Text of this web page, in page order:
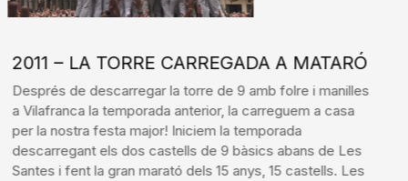
2011 – LA TORRE CARREGADA A MATARÓ
Després de descarregar la torre de 9 amb folre i manilles
a Vilafranca la temporada anterior, la carreguem a casa
per la nostra festa major! Iniciem la temporada
descarregant els dos castells de 9 bàsics abans de Les
Santes i fent la gran marató dels 15 anys, 15 castells. Les